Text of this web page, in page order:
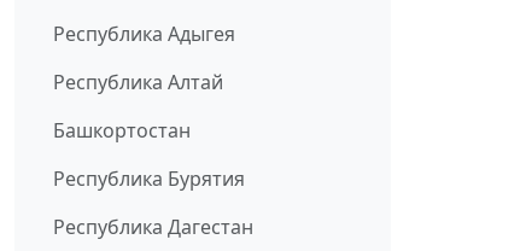
Республика Адыгея
Республика Алтай
Башкортостан
Республика Бурятия
Республика Дагестан